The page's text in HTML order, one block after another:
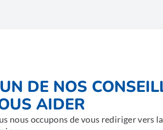
DE NOS
AIDER
nous occupons de vous rediriger vers